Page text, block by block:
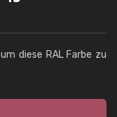
diese RAL Farbe zu